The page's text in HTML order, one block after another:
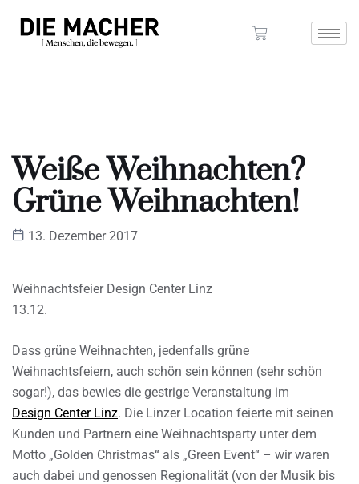
Weiße Weihnachten?
Grüne Weihnachten!
13. Dezember 2017
Weihnachtsfeier Design Center Linz
13.12.
Dass grüne Weihnachten, jedenfalls grüne
Weihnachtsfeiern, auch schön sein können (sehr schön
sogar!), das bewies die gestrige Veranstaltung im
Design Center Linz. Die Linzer Location feierte mit seinen
Kunden und Partnern eine Weihnachtsparty unter dem
Motto „Golden Christmas“ als „Green Event“ – wir waren
auch dabei und genossen Regionalität (von der Musik bis